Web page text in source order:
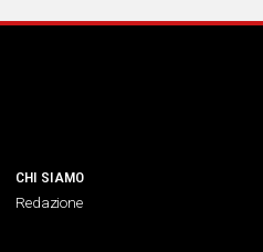
CHI SIAMO
Redazione